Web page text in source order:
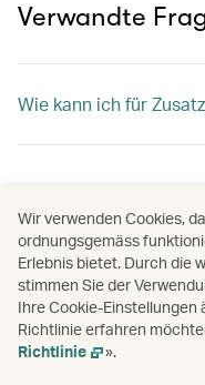
Verwandte
Wie kann ich für
Wir verwenden Cookies,
ordnungsgemäss
Erlebnis bietet. Durch die
stimmen Sie der
Ihre Cookie-Einstellungen
Richtlinie erfahren
Richtlinie
».